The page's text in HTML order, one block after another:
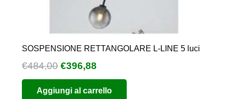
SOSPENSIONE RETTANGOLARE L-LINE 5 luci
€484,00 Il
prezzo
originale
€396,88
prezzo
attuale
Aggiungi al carrello